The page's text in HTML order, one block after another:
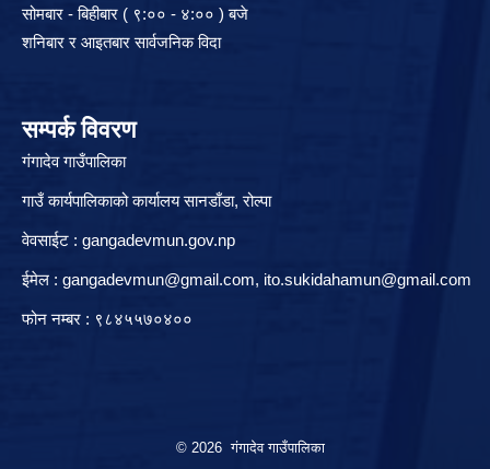
सोमबार - बिहीबार ( ९:०० - ४:०० ) बजे
शनिबार र आइतबार सार्वजनिक विदा
सम्पर्क विवरण
गंगादेव गाउँपालिका
गाउँ कार्यपालिकाको कार्यालय सानडाँडा, रो‍‍ल्पा
वेवसाईट : gangadevmun.gov.np
ईमेल : gangadevmun@gmail.com, ito.sukidahamun@gmail.com
फोन नम्बर : ९८४५५७०४००
© 2026 गंगादेव गाउँपालिका